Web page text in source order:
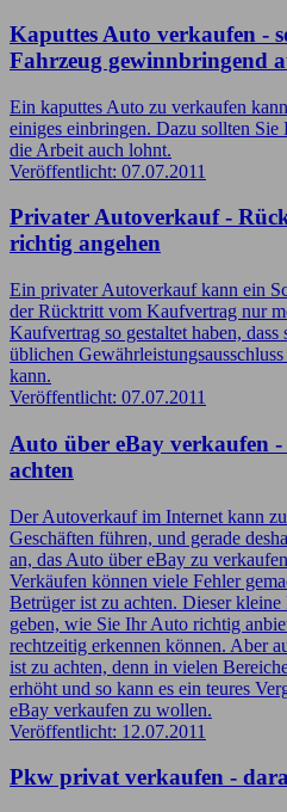
Kaputtes Auto verkaufen -
Fahrzeug gewinnbringend
Ein kaputtes Auto zu verkaufen
einiges einbringen. Dazu sollten Sie
die Arbeit auch lohnt.
Veröffentlicht: 07.07.2011
Privater Autoverkauf -
richtig angehen
Ein privater Autoverkauf kann ein
der Rücktritt vom Kaufvertrag nur
Kaufvertrag so gestaltet haben,
üblichen
kann.
Veröffentlicht: 07.07.2011
Auto über eBay verkaufen
achten
Der Autoverkauf im Internet kann
Geschäften führen, und gerade
an, das Auto über eBay zu
Verkäufen können viele Fehler
Betrüger ist zu achten. Dieser
geben, wie Sie Ihr Auto richtig
rechtzeitig erkennen können. Aber
ist zu achten, denn in vielen
erhöht und so kann es ein teures
eBay verkaufen zu wollen.
Veröffentlicht: 12.07.2011
Pkw privat verkaufen -